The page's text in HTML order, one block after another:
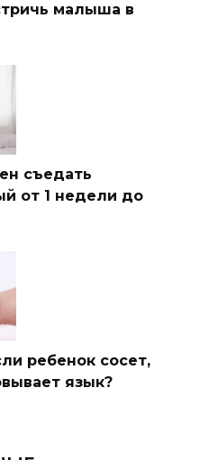
малыша в
съедать
от 1 недели до
ребенок сосет,
язык?